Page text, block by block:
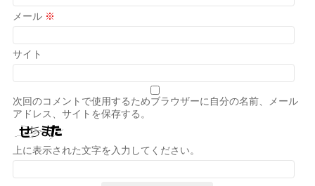
メール ※
サイト
次回のコメントで使用するためブラウザーに自分の名前、メール
アドレス、サイトを保存する。
上に表示された文字を入力してください。